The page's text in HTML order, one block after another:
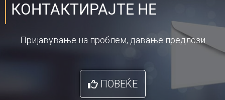
КОНТАКТИРАЈТЕ НЕ
Пријавување на проблем, давање предлози
ПОВЕЌЕ